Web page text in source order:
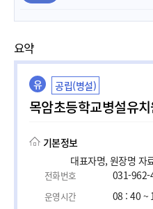
요약
유 공립(병설)
목암초등학교병설유
기본정보
대표자명, 원장명 자
전화번호 031-962-
운영시간 08 : 40 ~